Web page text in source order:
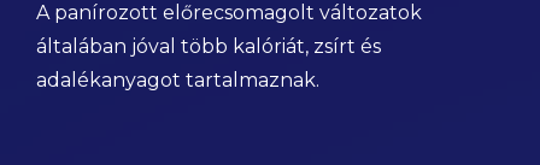
A panírozott előrecsomagolt változatok
általában jóval több kalóriát, zsírt és
adalékanyagot tartalmaznak.